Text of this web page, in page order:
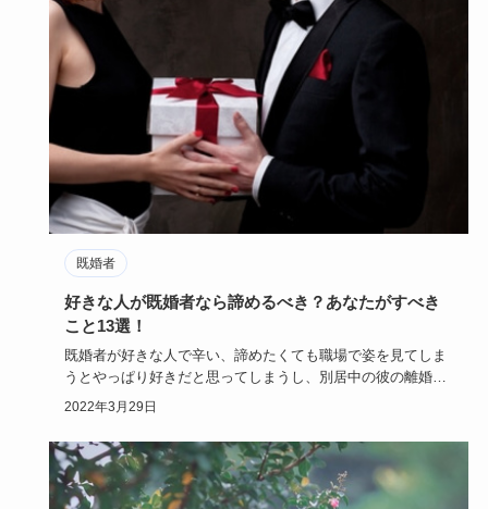
既婚者
好きな人が既婚者なら諦めるべき？あなたがすべき
こと13選！
既婚者が好きな人で辛い、諦めたくても職場で姿を見てしま
うとやっぱり好きだと思ってしまうし、別居中の彼の離婚を
願ってしまい自…
2022年3月29日